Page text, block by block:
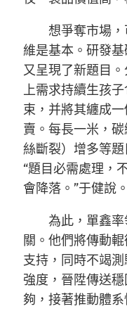
想爭奪市場
維是基本。研發
又呈現了新題目
上需求持續生孩子
束，并將其纏成
賣。每長一米，
絲斷裂）增多等
“題目必需處理，
會降落。”于健說。
為此，單鑫
關。他們將傳動
支持，同時不竭
強度，晉陞傳送
夠，接著推動體